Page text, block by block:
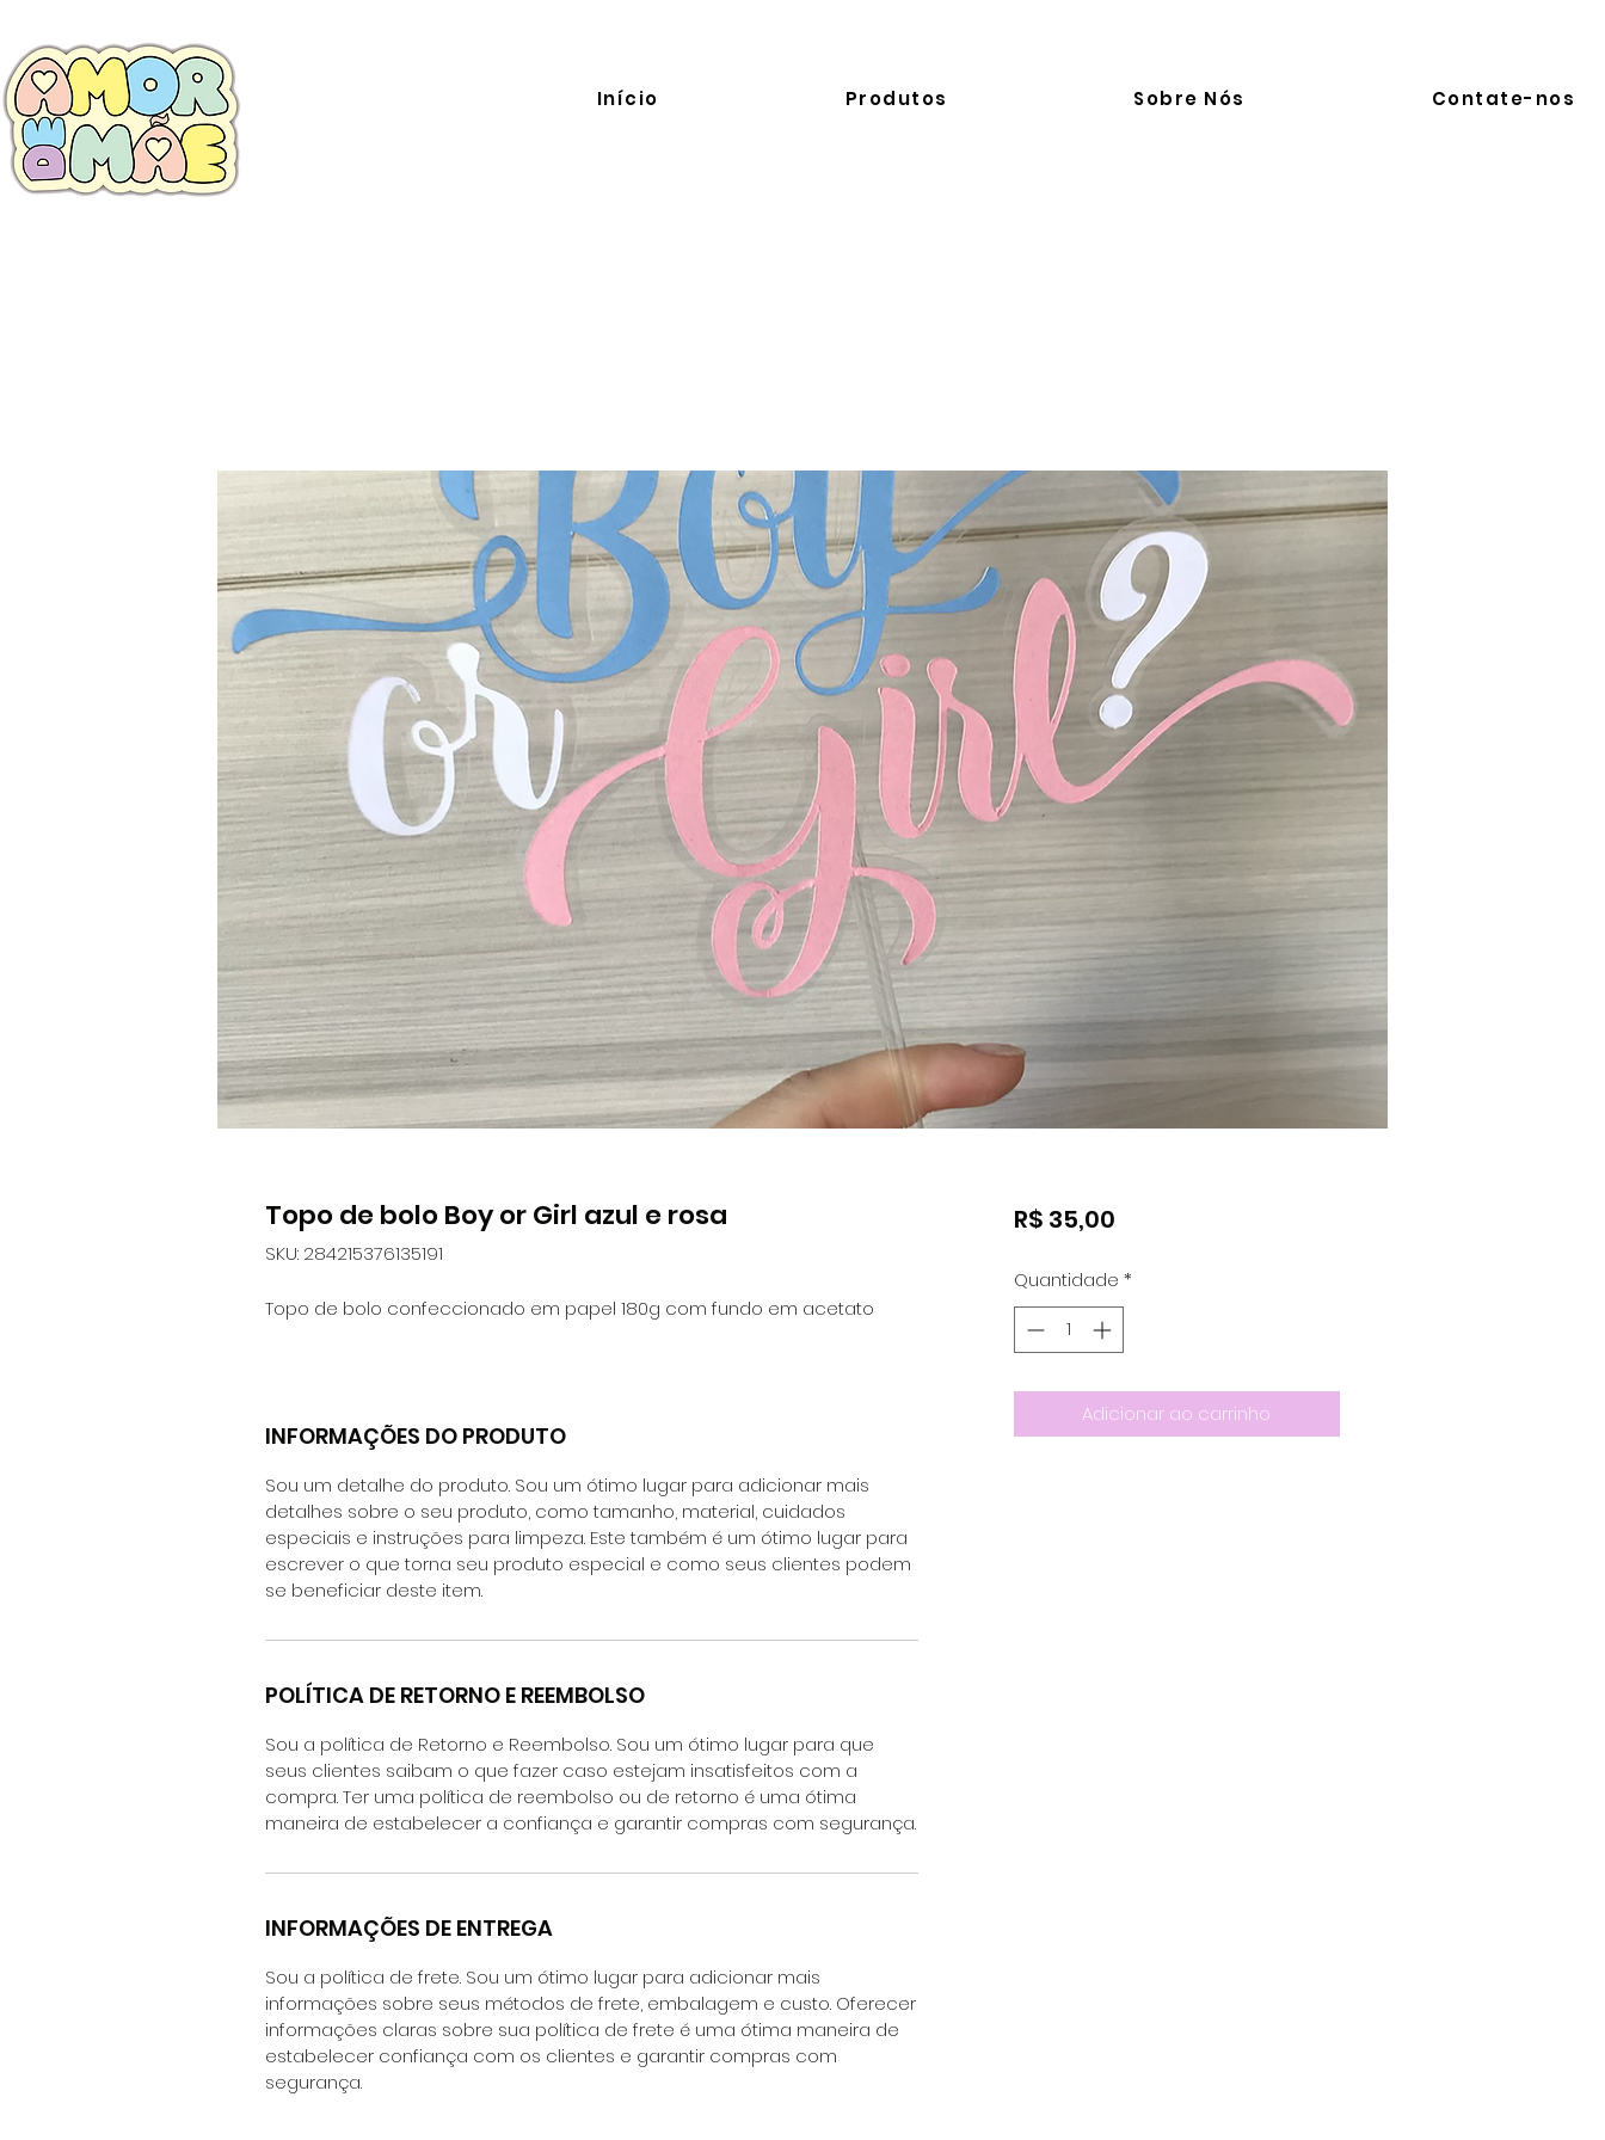
Início Produtos Sobre Nós Contate-nos
Topo de bolo Boy or Girl azul e rosa
SKU: 284215376135191
Topo de bolo confeccionado em papel 180g com fundo em acetato
INFORMAÇÕES DO PRODUTO
Sou um detalhe do produto. Sou um ótimo lugar para adicionar mais
detalhes sobre o seu produto, como tamanho, material, cuidados
especiais e instruções para limpeza. Este também é um ótimo lugar para
escrever o que torna seu produto especial e como seus clientes podem
se beneficiar deste item.
POLÍTICA DE RETORNO E REEMBOLSO
Sou a política de Retorno e Reembolso. Sou um ótimo lugar para que
seus clientes saibam o que fazer caso estejam insatisfeitos com a
compra. Ter uma política de reembolso ou de retorno é uma ótima
maneira de estabelecer a confiança e garantir compras com segurança.
INFORMAÇÕES DE ENTREGA
Sou a política de frete. Sou um ótimo lugar para adicionar mais
informações sobre seus métodos de frete, embalagem e custo. Oferecer
informações claras sobre sua política de frete é uma ótima maneira de
estabelecer confiança com os clientes e garantir compras com
segurança.
R$ 35,00Preço
Quantidade *
Adicionar ao carrinho